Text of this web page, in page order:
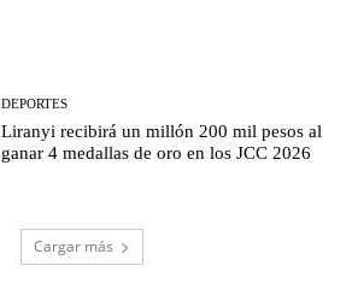
DEPORTES
Liranyi recibirá un millón 200 mil pesos al
ganar 4 medallas de oro en los JCC 2026
Cargar más